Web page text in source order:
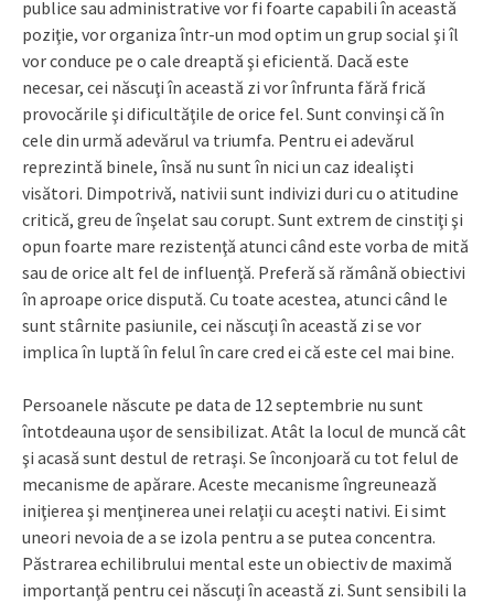
publice sau administrative vor fi foarte capabili în această
poziţie, vor organiza într-un mod optim un grup social şi îl
vor conduce pe o cale dreaptă şi eficientă. Dacă este
necesar, cei născuţi în această zi vor înfrunta fără frică
provocările şi dificultăţile de orice fel. Sunt convinşi că în
cele din urmă adevărul va triumfa. Pentru ei adevărul
reprezintă binele, însă nu sunt în nici un caz idealişti
visători. Dimpotrivă, nativii sunt indivizi duri cu o atitudine
critică, greu de înşelat sau corupt. Sunt extrem de cinstiţi şi
opun foarte mare rezistenţă atunci când este vorba de mită
sau de orice alt fel de influenţă. Preferă să rămână obiectivi
în aproape orice dispută. Cu toate acestea, atunci când le
sunt stârnite pasiunile, cei născuţi în această zi se vor
implica în luptă în felul în care cred ei că este cel mai bine.
Persoanele născute pe data de 12 septembrie nu sunt
întotdeauna uşor de sensibilizat. Atât la locul de muncă cât
şi acasă sunt destul de retraşi. Se înconjoară cu tot felul de
mecanisme de apărare. Aceste mecanisme îngreunează
iniţierea şi menţinerea unei relaţii cu aceşti nativi. Ei simt
uneori nevoia de a se izola pentru a se putea concentra.
Păstrarea echilibrului mental este un obiectiv de maximă
importanţă pentru cei născuţi în această zi. Sunt sensibili la